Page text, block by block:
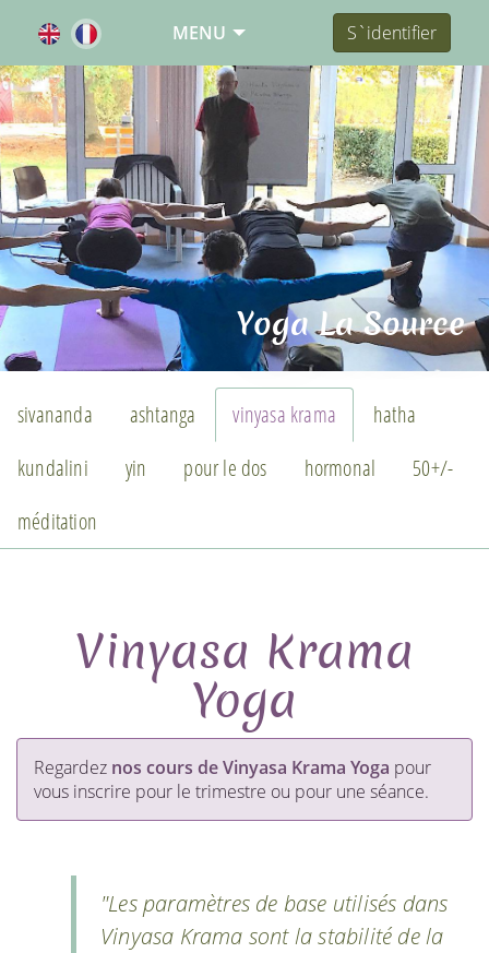
MENU S`identifier
Yoga La Source
sivananda ashtanga vinyasa krama
hatha
kundalini
yin pour le dos hormonal
50+/-
méditation
Vinyasa Krama
Yoga
Regardez nos cours de Vinyasa Krama Yoga pour
vous inscrire pour le trimestre ou pour une séance.
"Les paramètres de base utilisés dans
Vinyasa Krama sont la stabilité de la